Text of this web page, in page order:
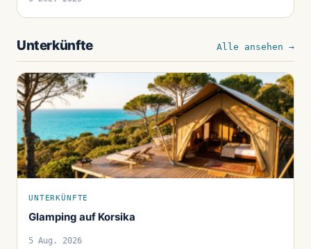
Unterkünfte Alle ansehen →
UNTERKÜNFTE
Glamping auf Korsika
5 Aug. 2026